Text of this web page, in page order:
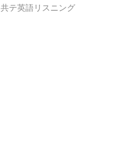
共テ英語リスニング